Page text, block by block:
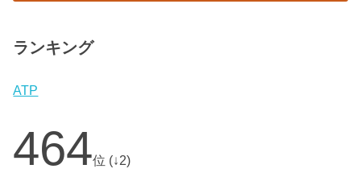
ランキング
ATP
464位 (↓2)